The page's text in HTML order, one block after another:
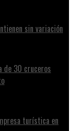
sin variación
de 30 cruceros
turística en